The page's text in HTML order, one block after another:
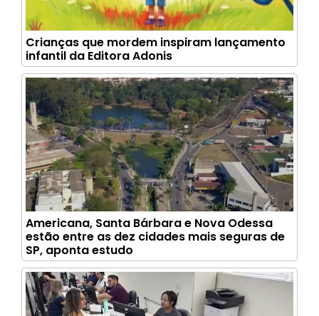
Crianças que mordem inspiram lançamento
infantil da Editora Adonis
Americana, Santa Bárbara e Nova Odessa
estão entre as dez cidades mais seguras de
SP, aponta estudo